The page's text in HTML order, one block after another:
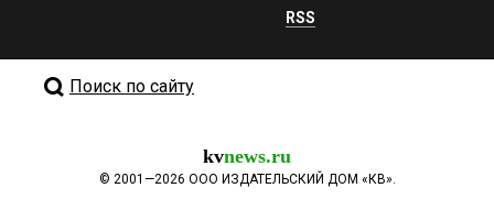
RSS
Поиск по сайту
kvnews.ru
© 2001—2026 ООО ИЗДАТЕЛЬСКИЙ ДОМ «КВ».